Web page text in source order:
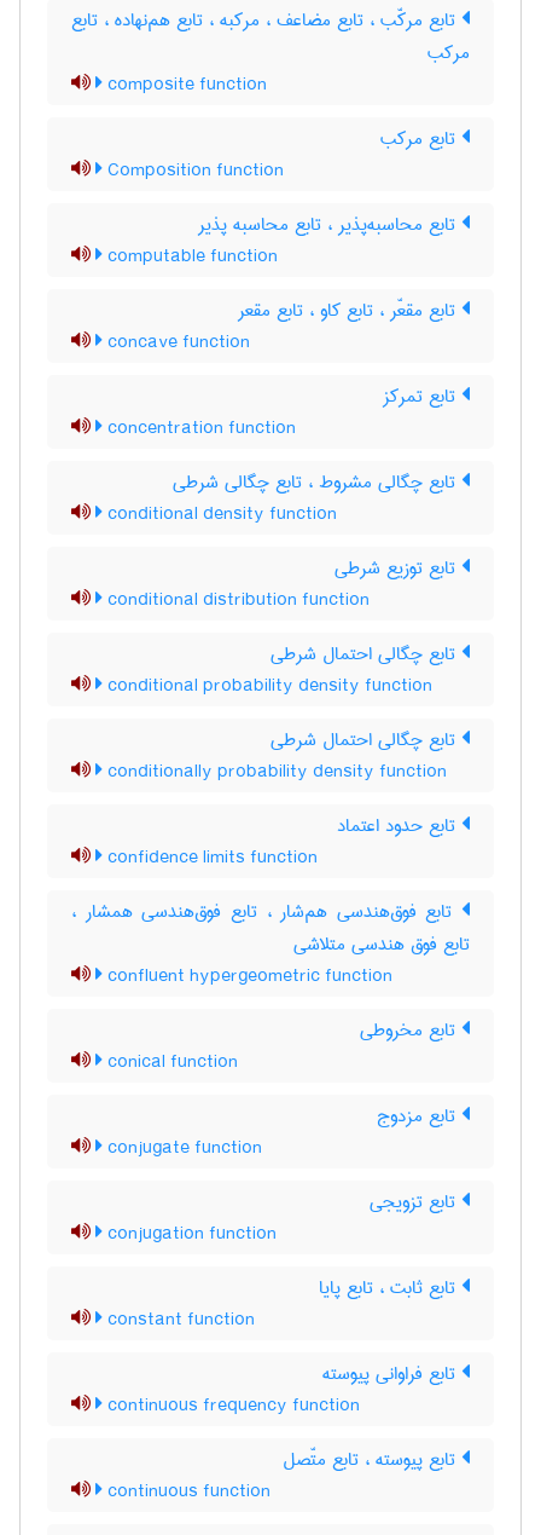
تابع مرکّب ، تابع مضاعف ، مرکبه ، تابع هم‌نهاده ، تابع
مرکب
composite function
تابع مرکب
Composition function
تابع محاسبه‌پذیر ، تابع محاسبه پذیر
computable function
تابع مقعّر ، تابع کاو ، تابع مقعر
concave function
تابع تمرکز
concentration function
تابع چگالی مشروط ، تابع چگالی شرطی
conditional density function
تابع توزیع شرطی
conditional distribution function
تابع چگالی احتمال شرطی
conditional probability density function
تابع چگالی احتمال شرطی
conditionally probability density function
تابع حدود اعتماد
confidence limits function
تابع فوق‌هندسی هم‌شار ، تابع فوق‌هندسی همشار ،
تابع فوق هندسی متلاشی
confluent hypergeometric function
تابع مخروطی
conical function
تابع مزدوج
conjugate function
تابع تزویجی
conjugation function
تابع ثابت ، تابع پایا
constant function
تابع فراوانی پیوسته
continuous frequency function
تابع پیوسته ، تابع متّصل
continuous function